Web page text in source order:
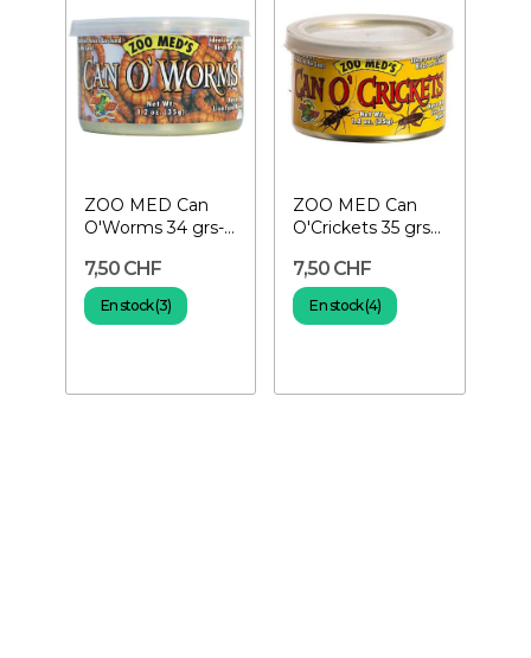
ZOO MED Can
O'Worms 34 grs-
boîte
7,50 CHF
En stock (3)
ZOO MED Can
O'Crickets 35 grs-
7,50 CHF
En stock (4)